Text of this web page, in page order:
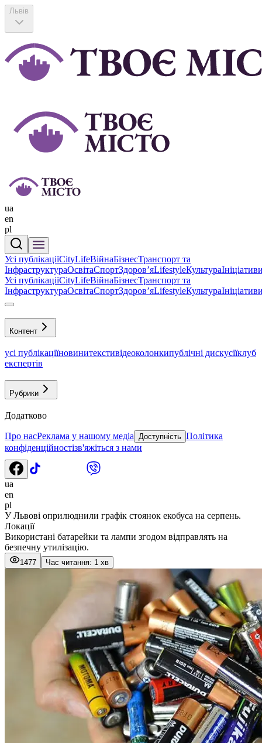
Львів
ua
en
pl
Усі публікаціїCityLifeВійнаБізнесТранспорт та
ІнфраструктураОсвітаСпортЗдоровʼяLifestyleКультура
Усі публікаціїCityLifeВійнаБізнесТранспорт та
ІнфраструктураОсвітаСпортЗдоровʼяLifestyleКультура
Контент
усі публікаціїновинитекстивідеоколонкипублічні дискусіїклуб
експертів
Рубрики
Додатково
Про насРеклама у нашому медіа Доступність Політика
конфіденційностізв'яжіться з нами
ua
en
pl
У Львові оприлюднили графік стоянок екобуса на серпень.
Локації
Використані батарейки та лампи згодом відправлять на
безпечну утилізацію.
1477 Час читання: 1 хв